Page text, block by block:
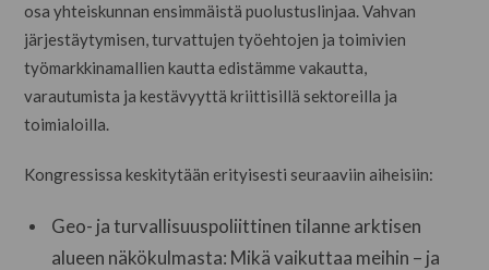
osa yhteiskunnan ensimmäistä puolustuslinjaa. Vahvan
järjestäytymisen, turvattujen työehtojen ja toimivien
työmarkkinamallien kautta edistämme vakautta,
varautumista ja kestävyyttä kriittisillä sektoreilla ja
toimialoilla.
Kongressissa keskitytään erityisesti seuraaviin aiheisiin:
Geo- ja turvallisuuspoliittinen tilanne arktisen
alueen näkökulmasta: Mikä vaikuttaa meihin – ja